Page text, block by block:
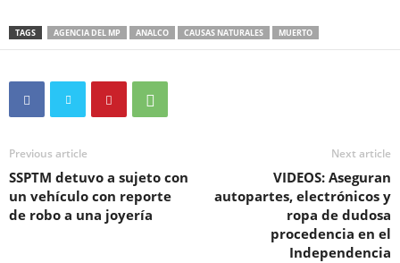
TAGS AGENCIA DEL MP ANALCO CAUSAS NATURALES MUERTO
Previous article
SSPTM detuvo a sujeto con
un vehículo con reporte
de robo a una joyería
Next article
VIDEOS: Aseguran
autopartes, electrónicos y
ropa de dudosa
procedencia en el
Independencia